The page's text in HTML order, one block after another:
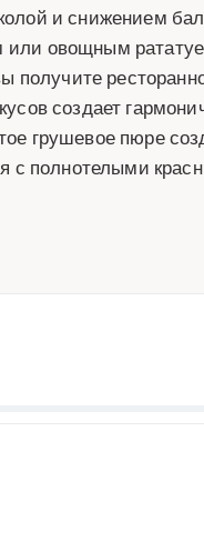
и снижением
овощным
получите
создает
грушевое пюре
с полнотелыми